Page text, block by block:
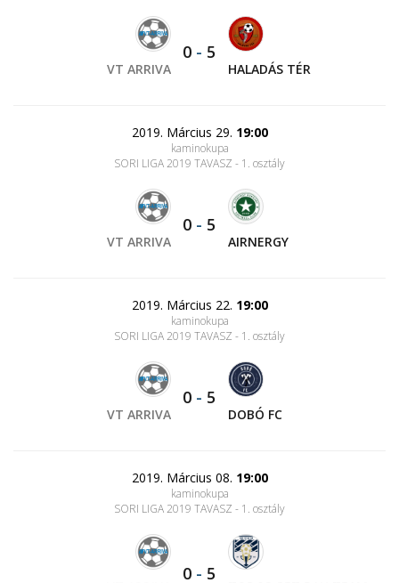
VT ARRIVA
0 - 5
HALADÁS TÉR
2019. Március 29. 19:00
kaminokupa
SORI LIGA 2019 TAVASZ - 1. osztály
VT ARRIVA
0 - 5
AIRNERGY
2019. Március 22. 19:00
kaminokupa
SORI LIGA 2019 TAVASZ - 1. osztály
VT ARRIVA
0 - 5
DOBÓ FC
2019. Március 08. 19:00
kaminokupa
SORI LIGA 2019 TAVASZ - 1. osztály
0 - 5